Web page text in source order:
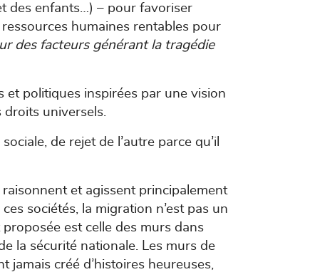
des enfants…) – pour favoriser
ressources humaines rentables pour
des facteurs générant la tragédie
et politiques inspirées par une vision
universels.
de rejet de l’autre parce qu’il
et agissent principalement
sociétés, la migration n’est pas un
est celle des murs dans
la sécurité nationale. Les murs de
jamais créé d’histoires heureuses,